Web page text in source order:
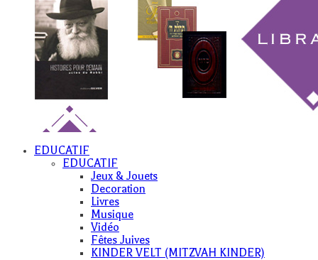
EDUCATIF
EDUCATIF
Jeux & Jouets
Decoration
Livres
Musique
Vidéo
Fêtes Juives
KINDER VELT (MITZVAH KINDER)